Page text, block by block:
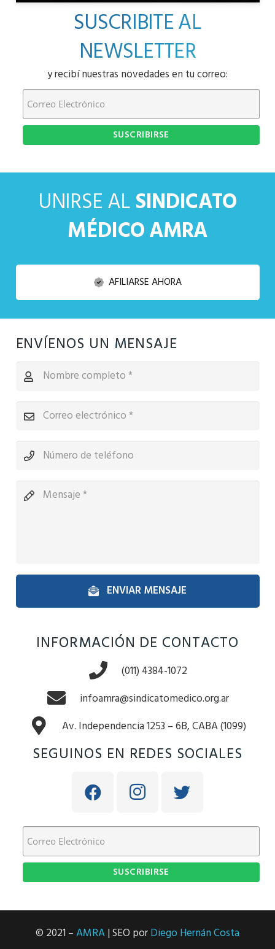
SUSCRIBITE AL
NEWSLETTER
y recibí nuestras novedades en tu correo:
UNIRSE ALSINDICATO
MÉDICO AMRA
AFILIARSE AHORA
ENVÍENOS UN MENSAJE
ENVIAR MENSAJE
INFORMACIÓN DE CONTACTO
(011) 4384-1072
infoamra@sindicatomedico.org.ar
Av. Independencia 1253 – 6B, CABA (1099)
SEGUINOS EN REDES SOCIALES
© 2021 –AMRA| SEO porDiego Hernán Costa